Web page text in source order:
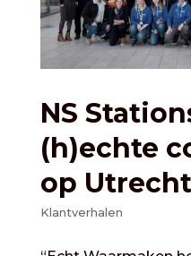
NS
(h)echte
op
Klantverhalen